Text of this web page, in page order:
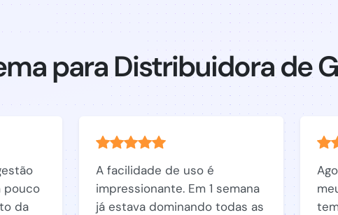
para Distribuidora de
pouco
da
A facilidade de uso é
impressionante. Em 1 semana
já estava dominando todas as